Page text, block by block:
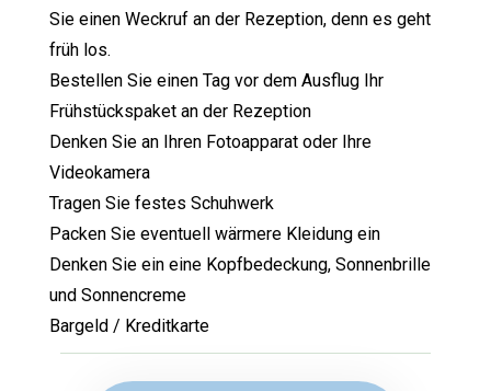
Sie einen Weckruf an der Rezeption, denn es geht
früh los.
Bestellen Sie einen Tag vor dem Ausflug Ihr
Frühstückspaket an der Rezeption
Denken Sie an Ihren Fotoapparat oder Ihre
Videokamera
Tragen Sie festes Schuhwerk
Packen Sie eventuell wärmere Kleidung ein
Denken Sie ein eine Kopfbedeckung, Sonnenbrille
und Sonnencreme
Bargeld / Kreditkarte